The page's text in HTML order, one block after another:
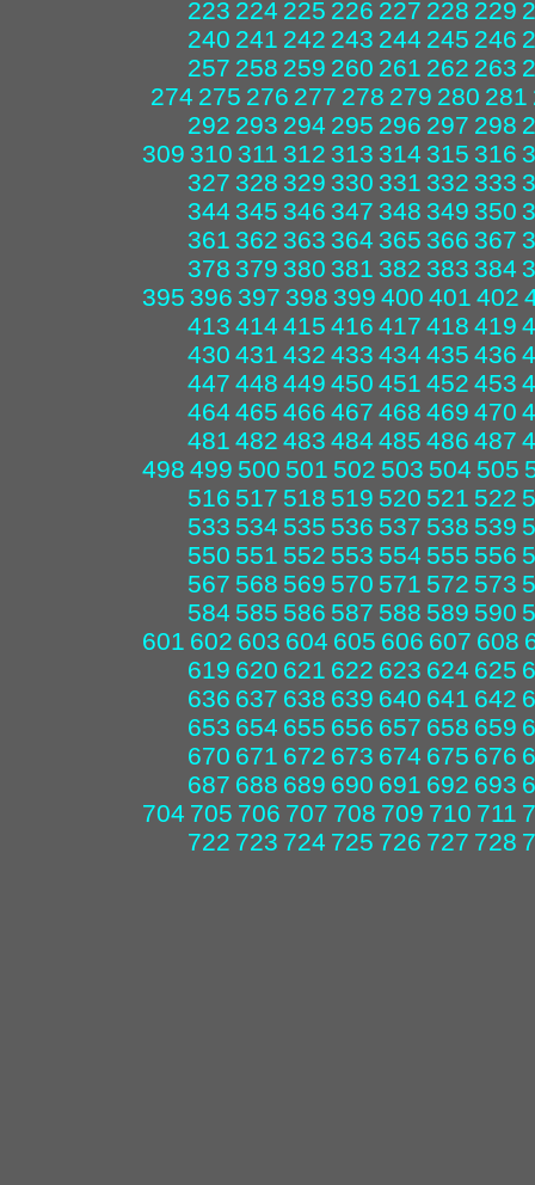
223 224 225 226 227 228 229
240 241 242 243 244 245 246
257 258 259 260 261 262 263
274 275 276 277 278 279 280 281
292 293 294 295 296 297 298
309 310 311 312 313 314 315 316
327 328 329 330 331 332 333
344 345 346 347 348 349 350
361 362 363 364 365 366 367
378 379 380 381 382 383 384
395 396 397 398 399 400 401 402
413 414 415 416 417 418 419
430 431 432 433 434 435 436
447 448 449 450 451 452 453
464 465 466 467 468 469 470
481 482 483 484 485 486 487
498 499 500 501 502 503 504 505
516 517 518 519 520 521 522
533 534 535 536 537 538 539
550 551 552 553 554 555 556
567 568 569 570 571 572 573
584 585 586 587 588 589 590
601 602 603 604 605 606 607 608
619 620 621 622 623 624 625
636 637 638 639 640 641 642
653 654 655 656 657 658 659
670 671 672 673 674 675 676
687 688 689 690 691 692 693
704 705 706 707 708 709 710 711
722 723 724 725 726 727 728